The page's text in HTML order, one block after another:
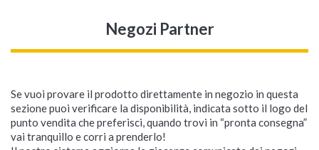
HK AUDIO Cover Sub
HK AUDIO Cover Sub
HK AUDIO Fast
HK AUDIO Polar 12
HK AUDIO Cover Sonar
Negozi Partner
Se vuoi provare il prodotto direttamente in negozio in questa
sezione puoi verificare la disponibilità, indicata sotto il logo del
punto vendita che preferisci, quando trovi in “pronta consegna”
vai tranquillo e corri a prenderlo!